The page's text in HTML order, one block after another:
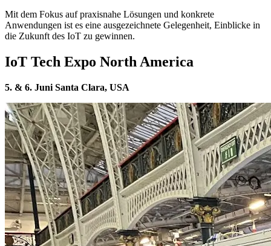
Mit dem Fokus auf praxisnahe Lösungen und konkrete
Anwendungen ist es eine ausgezeichnete Gelegenheit, Einblicke in
die Zukunft des IoT zu gewinnen.
IoT Tech Expo North America
5. & 6. Juni Santa Clara, USA